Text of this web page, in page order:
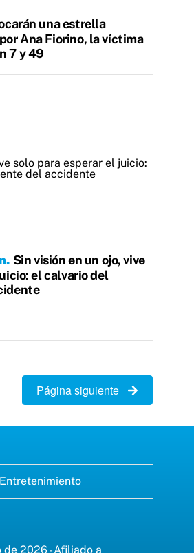
una estrella
Ana Fiorino, la víctima
7 y 49
Sin visión en un ojo, vive
el calvario del
Página siguiente
de 2026 - Afiliado a